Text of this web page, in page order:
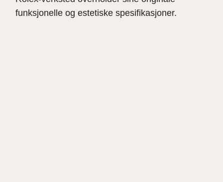
funksjonelle og estetiske spesifikasjoner.